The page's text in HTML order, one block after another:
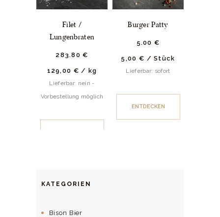
Filet /
Lungenbraten
283.80 €
129,00 € / kg
Lieferbar: nein -
Vorbestellung möglich
Burger Patty
5.00 €
5,00 € /Stück
Lieferbar: sofort
ENTDECKEN
KATEGORIEN
Bison Bier